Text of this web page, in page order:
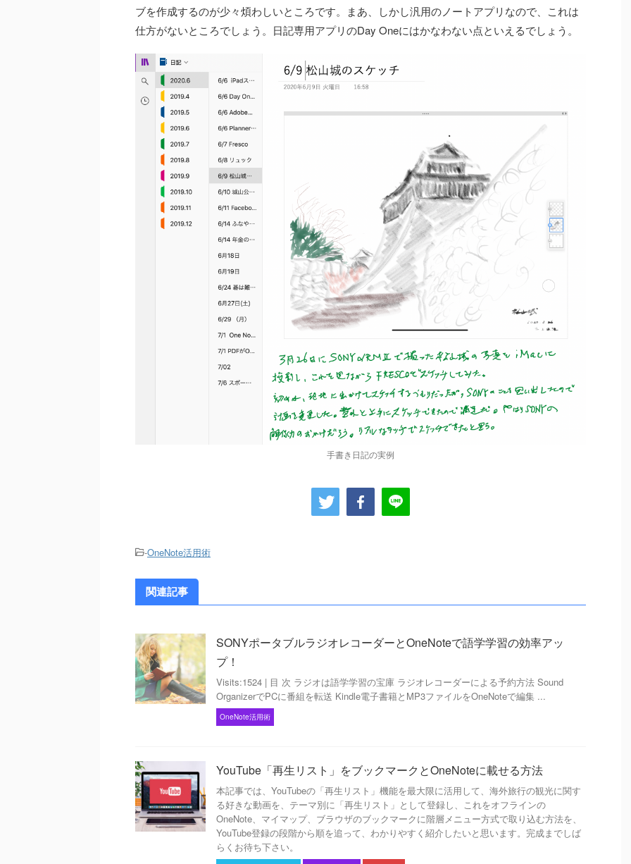
ブを作成するのが少々煩わしいところです。まあ、しかし汎用のノートアプリなので、これは
仕方がないところでしょう。日記専用アプリのDay Oneにはかなわない点といえるでしょう。
手書き日記の実例
-OneNote活用術
関連記事
SONYポータブルラジオレコーダーとOneNoteで語学学習の効率アッ
プ！
Visits:1524 | 目 次 ラジオは語学学習の宝庫 ラジオレコーダーによる予約方法 Sound
OrganizerでPCに番組を転送 Kindle電子書籍とMP3ファイルをOneNoteで編集 ...
OneNote活用術
YouTube「再生リスト」をブックマークとOneNoteに載せる方法
本記事では、YouTubeの「再生リスト」機能を最大限に活用して、海外旅行の観光に関す
る好きな動画を、テーマ別に「再生リスト」として登録し、これをオフラインの
OneNote、マイマップ、ブラウザのブックマークに階層メニュー方式で取り込む方法を、
YouTube登録の段階から順を追って、わかりやすく紹介したいと思います。完成までしば
らくお待ち下さい。